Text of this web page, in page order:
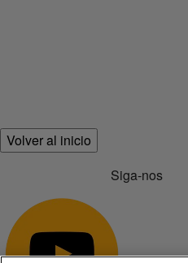
Volver al inicio
Siga-nos